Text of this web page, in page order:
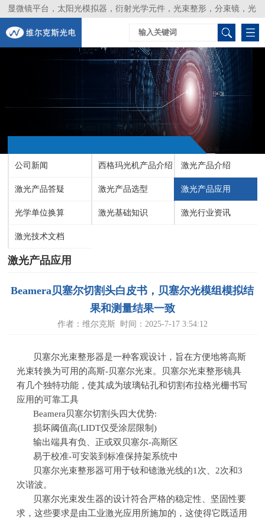
显微镜平台，太阳光模拟器，衍射光学元件，光束整形，分束镜，光
谱仪，生物激光器，光束分析仪，Layertec
公司新闻 西格玛光机产品介绍 激光产品介绍
激光产品答疑 激光产品选型 激光产品应用
光学单位换算 激光基础知识 激光行业资讯
激光技术文档
激光产品应用
Beamera贝塞尔切割头白皮书，贝塞尔光模组模拟结
果和测量结果一致
作者：维尔克斯 时间：2025-7-17 3:54:12
贝塞尔光束整形器是一种客观设计，旨在方便地将高斯
光束转换为可用的高斯-贝塞尔光束。贝塞尔光束整形镜具
有几个独特功能，使其成为玻璃钻孔和切割布拉格光栅书写
应用的可靠工具
Beamera贝塞尔切割头四大优势:
损坏阈值高(LIDT仅受涂层限制)
输出端具有负、正或双贝塞尔-高斯区
易于校准-可安装到标准保持架系统中
贝塞尔光束整形器可用于钕和镱激光线的1 次、 2次和3
次谐波。
贝塞尔光束发生器的设计符合严格的稳定性、坚固性要
求，这些要求是由工业激光应用所施加的，这使得它既适用